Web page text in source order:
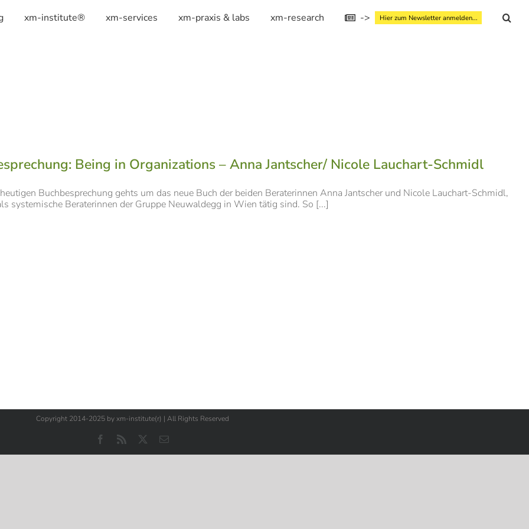
xm-institute® xm-services xm-praxis & labs xm-research -> Hier zum Newsletter anmelden...
Being in Organizations – Anna Jantscher/ Nicole Lauchart-Schmidl
Buchbesprechung gehts um das neue Buch der beiden Beraterinnen Anna Jantscher und Nicole Lauchart-Schmidl,
systemische Beraterinnen der Gruppe Neuwaldegg in Wien tätig sind. So [...]
Copyright 2014-2025 by xm-institute(r) | All Rights Reserved
Facebook
Rss
E-